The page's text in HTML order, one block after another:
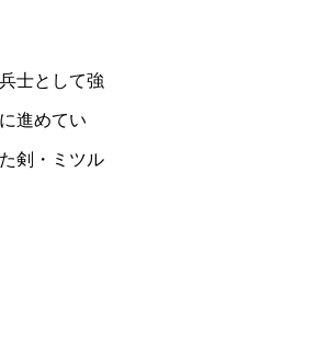
士として強
進めてい
剣・ミツル